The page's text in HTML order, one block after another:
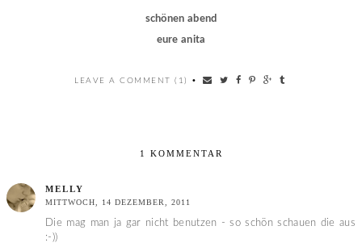
schönen abend
eure anita
LEAVE A COMMENT (1) •
1 KOMMENTAR
MELLY
MITTWOCH, 14 DEZEMBER, 2011
Die mag man ja gar nicht benutzen - so schön schauen die aus
:-))